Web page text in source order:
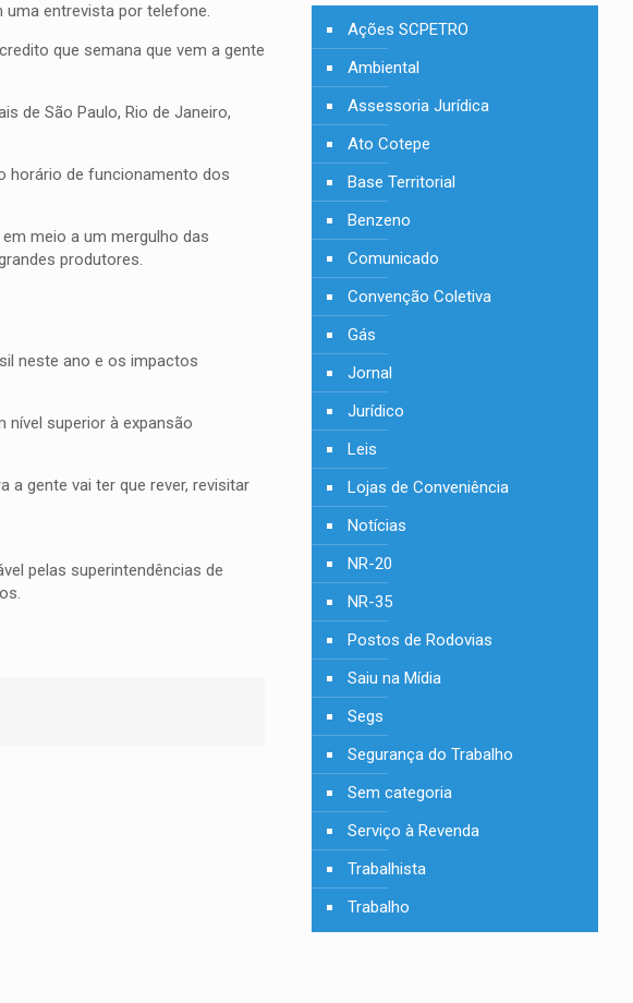
uma entrevista por telefone.
que semana que vem a gente
de São Paulo, Rio de Janeiro,
horário de funcionamento dos
meio a um mergulho das
produtores.
neste ano e os impactos
nível superior à expansão
gente vai ter que rever, revisitar
pelas superintendências de
Ações SCPETRO
Ambiental
Assessoria Jurídica
Ato Cotepe
Base Territorial
Benzeno
Comunicado
Convenção Coletiva
Gás
Jornal
Jurídico
Leis
Lojas de Conveniência
Notícias
NR-20
NR-35
Postos de Rodovias
Saiu na Mídia
Segs
Segurança do Trabalho
Sem categoria
Serviço à Revenda
Trabalhista
Trabalho